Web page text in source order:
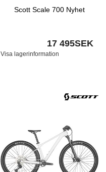
Scott Scale 700 Nyhet
17 495SEK
Visa lagerinformation